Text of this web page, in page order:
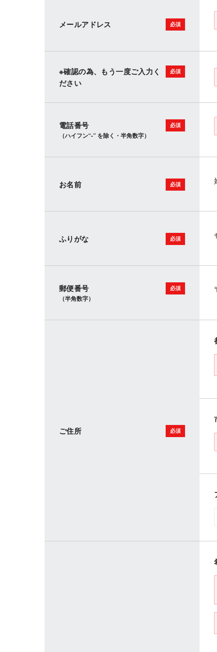
メールアドレス
※確認の為、もう一度ご入力く
ださい
電話番号
（ハイフン“-” を除く・半角数字）
お名前
ふりがな
郵便番号
（半角数字）
ご住所